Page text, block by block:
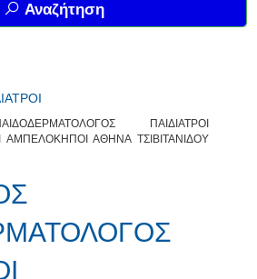
Αναζήτηση
ΠΑΙΔΙΑΤΡΟΙ
ΑΜΠΕΛΟΚΗΠΟΙ ΑΘΗΝΑ ΤΣΙΒΙΤΑΝΙΔΟΥ